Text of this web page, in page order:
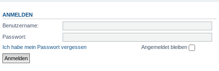
ANMELDEN
Benutzername:
Passwort:
Ich habe mein Passwort vergessen
Angemeldet bleiben